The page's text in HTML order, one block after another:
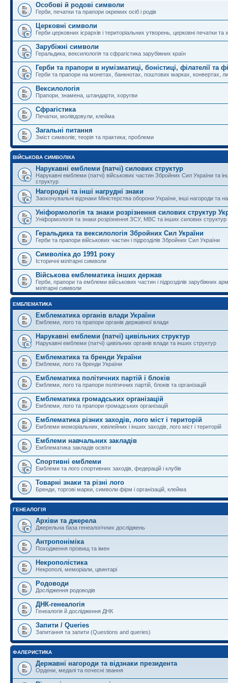
Особові й родові символи
Герби, печатки та прапори окремих осіб і родів
Церковні символи
Герби церковних ієрархів і територіальних утворень, церковні печатки та
Зарубіжні символи
Геральдика, вексилологія та сфрагістика зарубіжних країн
Герби та прапори в нумізматиці, боністиці, філателії та
Герби та прапори на монетах, банкнотах, поштових марках, конвертах,
Вексилологія
Прапори, знамена, штандарти, хоругви
Сфрагістика
Печатки, молівдовули, клейма
Загальні питання
Зміст символів; теорія та практика; проблеми
ВІЙСЬКОВА СИМВОЛІКА
Нарукавні емблеми (патчі) силових структур
Нарукавні емблеми (патчі) військових частин Збройних Сил України та
структур
Нагородні та інші нагрудні знаки
Заохочувальні відзнаки Міністерства оборони України, інші нагороди та
Уніформологія та знаки розрізнення силових структур
Уніформологія та знаки розрізнення ЗСУ, МВС та інших силових структур
Геральдика та вексилологія Збройних Сил України
Герби та прапори військових частин і підрозділів Збройних Сил України
Символіка до 1991 року
Історичні мілітарні символи
Військова емблематика інших держав
Герби, прапори та емблеми військових частин і підрозділів зарубіжних
мілітарні символи
ЕМБЛЕМАТИКА
Емблематика органів влади України
Емблеми, лого та прапори органів державної влади
Нарукавні емблеми (патчі) цивільних структур
Нарукавні емблеми (патчі) цивільних органів влади та інших структур
Емблематика та бренди України
Емблеми, лого та бренди України
Емблематика політичних партій і блоків
Емблеми, лого та прапори політичних партій, блоків та організацій
Емблематика громадських організацій
Емблеми, лого та прапори громадських організацій
Емблематика різних заходів, лого міст і територій
Емблеми меморіальних, ювілейних і інших заходів, лого міст і територій
Емблеми навчальних закладів
Емблематика закладів освіти
Спортивні емблеми
Емблеми та лого спортивних заходів, федерацій і клубів
Товарні знаки та різні лого
Бренди, торгові марки, символи фірм і організацій, клейма
ГЕНЕАЛОГІЯ
Архіви та джерела
Джерельна база генеалогічних досліджень
Антропоніміка
Походження прізвищ та імен
Некрополістика
Некрополі, меморіали, цвинтарі
Родоводи
Дослідження родоводів
ДНК-генеалогія
Генеалогія й дослідження ДНК
Запити / Queries
Запитання та запити (Questions and queries)
ФАЛЕРИСТИКА
Державні нагороди та відзнаки президента
Ордени, медалі та почесні звання